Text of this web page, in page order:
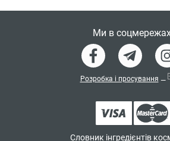
Словник інгредієнтів
Ми в
Розробка і просування —